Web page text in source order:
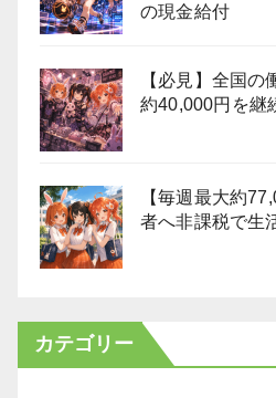
の現金給付
【必見】全国の
約40,000円を継
【毎週最大約
者へ非課税で生
カテゴリー